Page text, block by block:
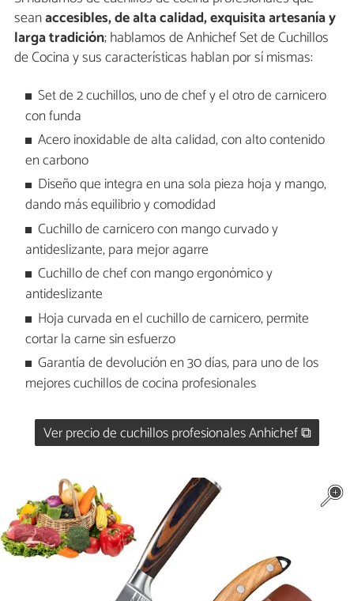
seanaccesibles, de alta calidad, exquisita artesanía y
larga tradición; hablamos de Anhichef Set de Cuchillos
de Cocina y sus características hablan por sí mismas:
Set de 2 cuchillos, uno de chef y el otro de carnicero
con funda
Acero inoxidable de alta calidad, con alto contenido
en carbono
Diseño que integra en una sola pieza hoja y mango,
dando más equilibrio y comodidad
Cuchillo de carnicero con mango curvado y
antideslizante, para mejor agarre
Cuchillo de chef con mango ergonómico y
antideslizante
Hoja curvada en el cuchillo de carnicero, permite
cortar la carne sin esfuerzo
Garantía de devolución en 30 días, para uno de los
mejores cuchillos de cocina profesionales
Ver precio de cuchillos profesionales Anhichef ⧉